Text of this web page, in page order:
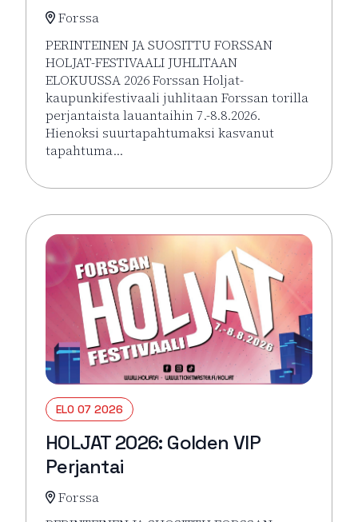
Forssa
PERINTEINEN JA SUOSITTU FORSSAN
HOLJAT-FESTIVAALI JUHLITAAN
ELOKUUSSA 2026 Forssan Holjat-
kaupunkifestivaali juhlitaan Forssan torilla
perjantaista lauantaihin 7.-8.8.2026.
Hienoksi suurtapahtumaksi kasvanut
tapahtuma…
Lue lisää tapahtumasta HOLJAT 2026: Silver VIP
ELO 07 2026
HOLJAT 2026: Golden VIP
Perjantai
Forssa